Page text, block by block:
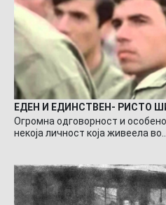
ЕДЕН И ЕДИНСТВЕН- РИСТО
Огромна одговорност и
некоја личност која живеела во…